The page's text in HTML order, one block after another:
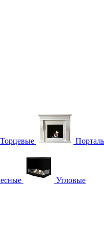
Торцевые
Угловые